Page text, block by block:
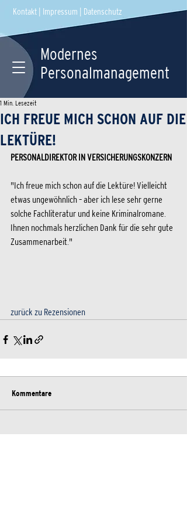
Kontakt Impressum Datenschutz
Modernes
Personalmanagement
ICH FREUE MICH SCHON AUF DIE
LEKTÜRE!
1 Min. Lesezeit
PERSONALDIREKTOR IN VERSICHERUNGSKONZERN
"Ich freue mich schon auf die Lektüre! Vielleicht
etwas ungewöhnlich – aber ich lese sehr gerne
solche Fachliteratur und keine Kriminalromane.
Ihnen nochmals herzlichen Dank für die sehr gute
Zusammenarbeit."
zurück zu Rezensionen
Kommentare